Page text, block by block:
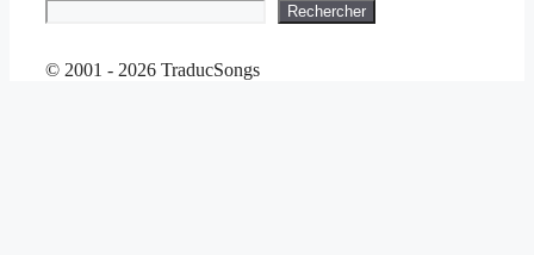
Rechercher
© 2001 - 2026 TraducSongs